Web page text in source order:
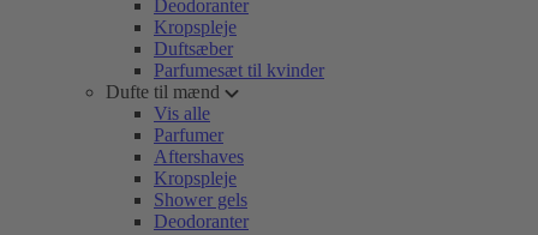
Deodoranter
Kropspleje
Duftsæber
Parfumesæt til kvinder
Dufte til mænd
Vis alle
Parfumer
Aftershaves
Kropspleje
Shower gels
Deodoranter